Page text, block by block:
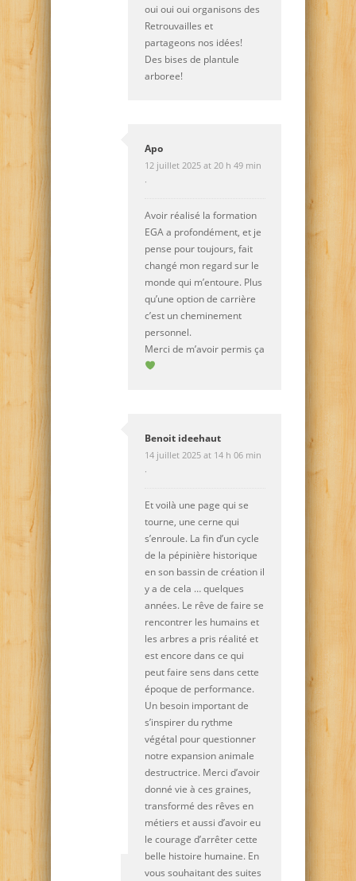
oui oui oui organisons des
Retrouvailles et
partageons nos idées!
Des bises de plantule
arboree!
Apo
12 juillet 2025 at 20 h 49 min
·
Avoir réalisé la formation
EGA a profondément, et je
pense pour toujours, fait
changé mon regard sur le
monde qui m’entoure. Plus
qu’une option de carrière
c’est un cheminement
personnel.
Merci de m’avoir permis ça
Benoit ideehaut
14 juillet 2025 at 14 h 06 min
·
Et voilà une page qui se
tourne, une cerne qui
s’enroule. La fin d’un cycle
de la pépinière historique
en son bassin de création il
y a de cela … quelques
années. Le rêve de faire se
rencontrer les humains et
les arbres a pris réalité et
est encore dans ce qui
peut faire sens dans cette
époque de performance.
Un besoin important de
s’inspirer du rythme
végétal pour questionner
notre expansion animale
destructrice. Merci d’avoir
donné vie à ces graines,
transformé des rêves en
métiers et aussi d’avoir eu
le courage d’arrêter cette
belle histoire humaine. En
vous souhaitant des suites